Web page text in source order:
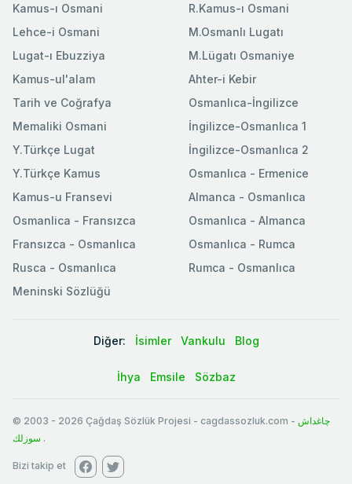
Kamus-ı Osmani
Lehce-i Osmani
Lugat-ı Ebuzziya
R.Kamus-ı Osmani
M.Osmanlı Lugatı
M.Lügatı Osmaniye
Kamus-ul'alam
Tarih ve Coğrafya
Memaliki Osmani
Y.Türkçe Lugat
Y.Türkçe Kamus
Ahter-i Kebir
Osmanlıca-İngilizce
İngilizce-Osmanlıca 1
İngilizce-Osmanlıca 2
Osmanlıca - Ermenice
Kamus-u Fransevi
Osmanlica - Fransızca
Fransızca - Osmanlıca
Rusca - Osmanlıca
Meninski Sözlüğü
Almanca - Osmanlıca
Osmanlıca - Almanca
Osmanlıca - Rumca
Rumca - Osmanlıca
Diğer: İsimler Vankulu Blog
İhya Emsile Sözbaz
© 2003 - 2026 Çağdaş Sözlük Projesi - cagdassozluk.com - چاغداش
سوزلك .
Bizi takip et